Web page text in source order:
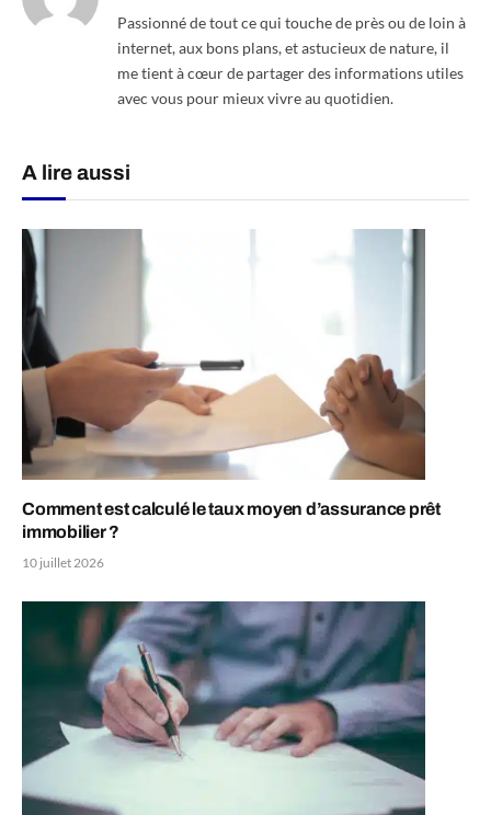
Passionné de tout ce qui touche de près ou de loin à
internet, aux bons plans, et astucieux de nature, il
me tient à cœur de partager des informations utiles
avec vous pour mieux vivre au quotidien.
A lire aussi
Comment est calculé le taux moyen d’assurance prêt
immobilier ?
10 juillet 2026